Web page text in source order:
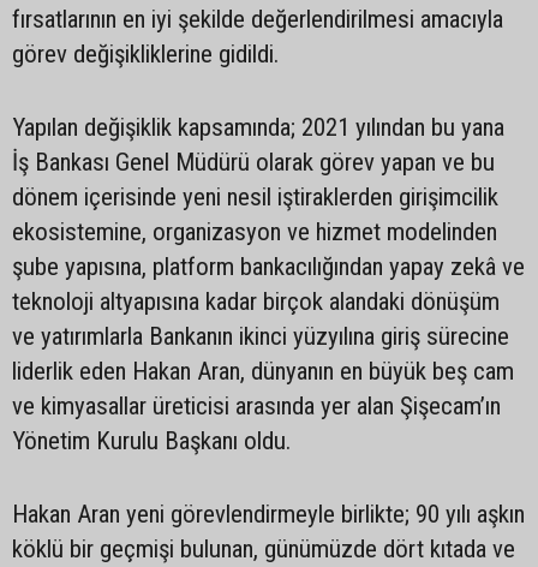
fırsatlarının en iyi şekilde değerlendirilmesi amacıyla
görev değişikliklerine gidildi.
Yapılan değişiklik kapsamında; 2021 yılından bu yana
İş Bankası Genel Müdürü olarak görev yapan ve bu
dönem içerisinde yeni nesil iştiraklerden girişimcilik
ekosistemine, organizasyon ve hizmet modelinden
şube yapısına, platform bankacılığından yapay zekâ ve
teknoloji altyapısına kadar birçok alandaki dönüşüm
ve yatırımlarla Bankanın ikinci yüzyılına giriş sürecine
liderlik eden Hakan Aran, dünyanın en büyük beş cam
ve kimyasallar üreticisi arasında yer alan Şişecam’ın
Yönetim Kurulu Başkanı oldu.
Hakan Aran yeni görevlendirmeyle birlikte; 90 yılı aşkın
köklü bir geçmişi bulunan, günümüzde dört kıtada ve